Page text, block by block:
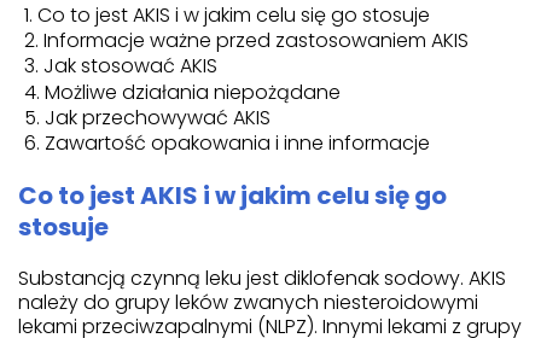
Co to jest AKIS i w jakim celu się go stosuje
Informacje ważne przed zastosowaniem AKIS
Jak stosować AKIS
Możliwe działania niepożądane
Jak przechowywać AKIS
Zawartość opakowania i inne informacje
Co to jest AKIS i w jakim celu się go
stosuje
Substancją czynną leku jest diklofenak sodowy. AKIS
należy do grupy leków zwanych niesteroidowymi
lekami przeciwzapalnymi (NLPZ). Innymi lekami z grupy